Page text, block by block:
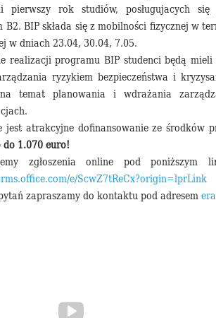
pierwszy rok studiów, posługujacych
B2. BIP składa się z mobilności fizycznej w
w dniach 23.04, 30.04, 7.05.
realizacji programu BIP studenci będą
ryzykiem bezpieczeństwa i
temat planowania i wdrażania
jest atrakcyjne dofinansowanie ze środków
do 1.070 euro!
zgłoszenia online pod poniższym
e/ScwZ7tReCx?origin=lprLink
zapraszamy do kontaktu pod adresem